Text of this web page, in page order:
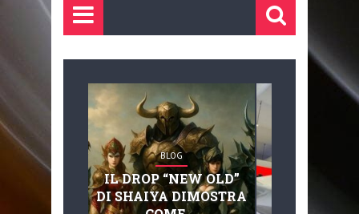
BLOG
IL DROP “NEW OLD”
DI SHAIYA DIMOSTRA